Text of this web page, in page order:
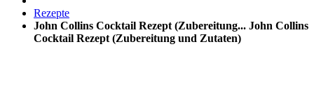
Rezepte
John Collins Cocktail Rezept (Zubereitung... John Collins
Cocktail Rezept (Zubereitung und Zutaten)